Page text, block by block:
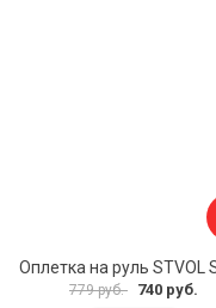
779 руб. 740 руб.